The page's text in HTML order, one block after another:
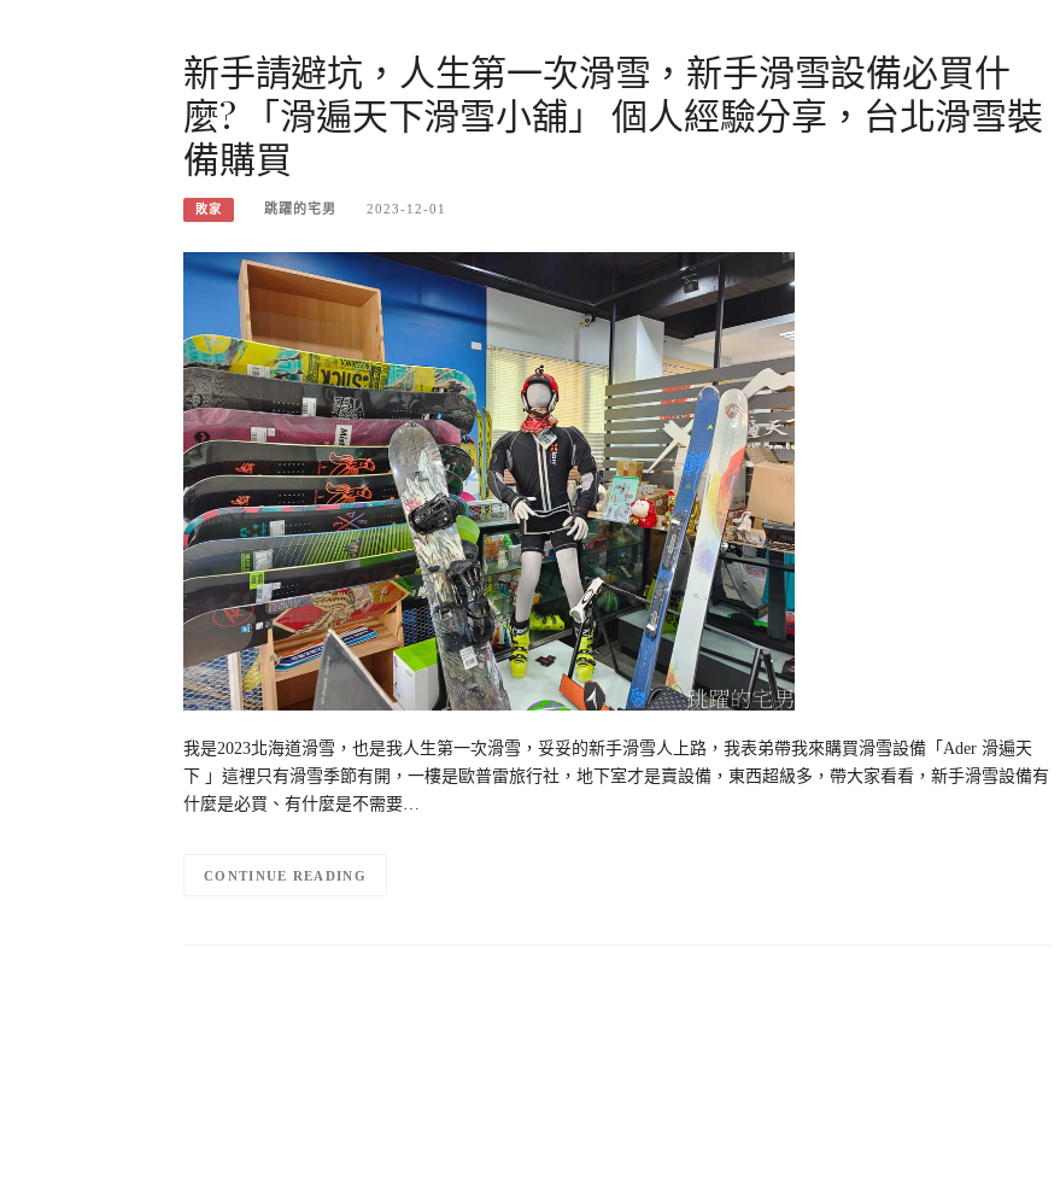
新手請避坑，人生第一次滑雪，新手滑雪設備必買什
麼? 「滑遍天下滑雪小舖」 個人經驗分享，台北滑雪裝
備購買
敗家 跳躍的宅男 2023-12-01
我是2023北海道滑雪，也是我人生第一次滑雪，妥妥的新手滑雪人上路，我表弟帶我來購買滑雪設備「Ader 滑遍天
下 」這裡只有滑雪季節有開，一樓是歐普雷旅行社，地下室才是賣設備，東西超級多，帶大家看看，新手滑雪設備有
什麼是必買、有什麼是不需要…
CONTINUE READING